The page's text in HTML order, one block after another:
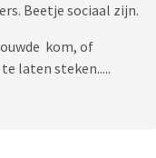
Beetje sociaal zijn.
kom, of
laten steken.....